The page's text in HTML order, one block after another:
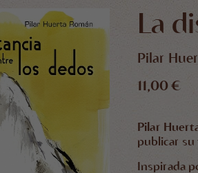
La
Pilar
11,00 €
Pilar
publicar
Inspirada